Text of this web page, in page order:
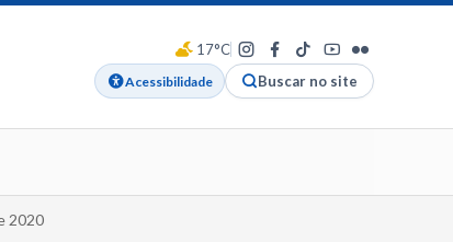
17°C
Acessibilidade Buscar no site
2020